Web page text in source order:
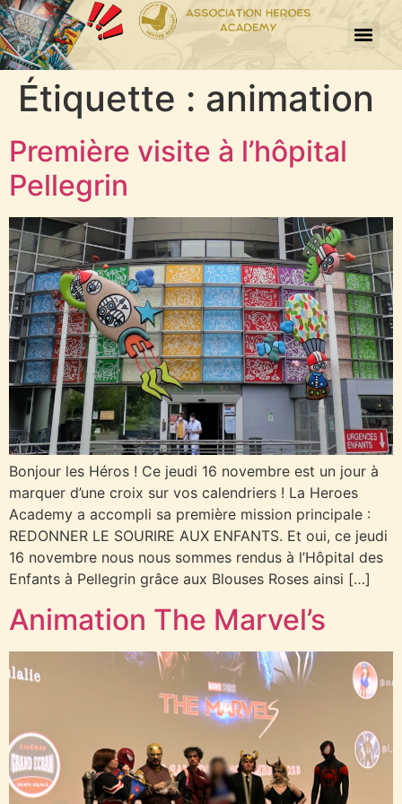
Étiquette : animation
Première visite à l’hôpital
Pellegrin
Bonjour les Héros ! Ce jeudi 16 novembre est un jour à
marquer d’une croix sur vos calendriers ! La Heroes
Academy a accompli sa première mission principale :
REDONNER LE SOURIRE AUX ENFANTS. Et oui, ce jeudi
16 novembre nous nous sommes rendus à l’Hôpital des
Enfants à Pellegrin grâce aux Blouses Roses ainsi […]
Animation The Marvel’s